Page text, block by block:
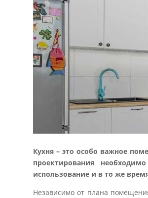
Кухня – это особо важное
проектирования
использование и в то же
Независимо от плана